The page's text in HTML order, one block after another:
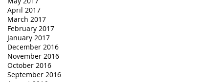
April 2017
March 2017
February 2017
January 2017
December 2016
November 2016
October 2016
September 2016